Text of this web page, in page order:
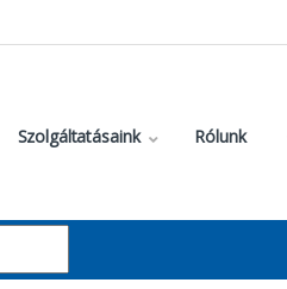
Szolgáltatásaink Rólunk